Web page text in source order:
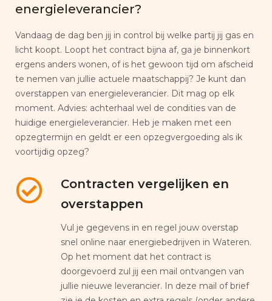
energieleverancier?
Vandaag de dag ben jij in control bij welke partij jij gas en
licht koopt. Loopt het contract bijna af, ga je binnenkort
ergens anders wonen, of is het gewoon tijd om afscheid
te nemen van jullie actuele maatschappij? Je kunt dan
overstappen van energieleverancier. Dit mag op elk
moment. Advies: achterhaal wel de condities van de
huidige energieleverancier. Heb je maken met een
opzegtermijn en geldt er een opzegvergoeding als ik
voortijdig opzeg?
Contracten vergelijken en
overstappen
Vul je gegevens in en regel jouw overstap
snel online naar energiebedrijven in Wateren.
Op het moment dat het contract is
doorgevoerd zul jij een mail ontvangen van
jullie nieuwe leverancier. In deze mail of brief